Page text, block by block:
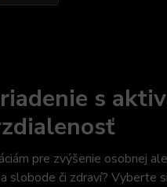
s
pre zvýšenie osobnej
slobode či zdraví? Vyberte